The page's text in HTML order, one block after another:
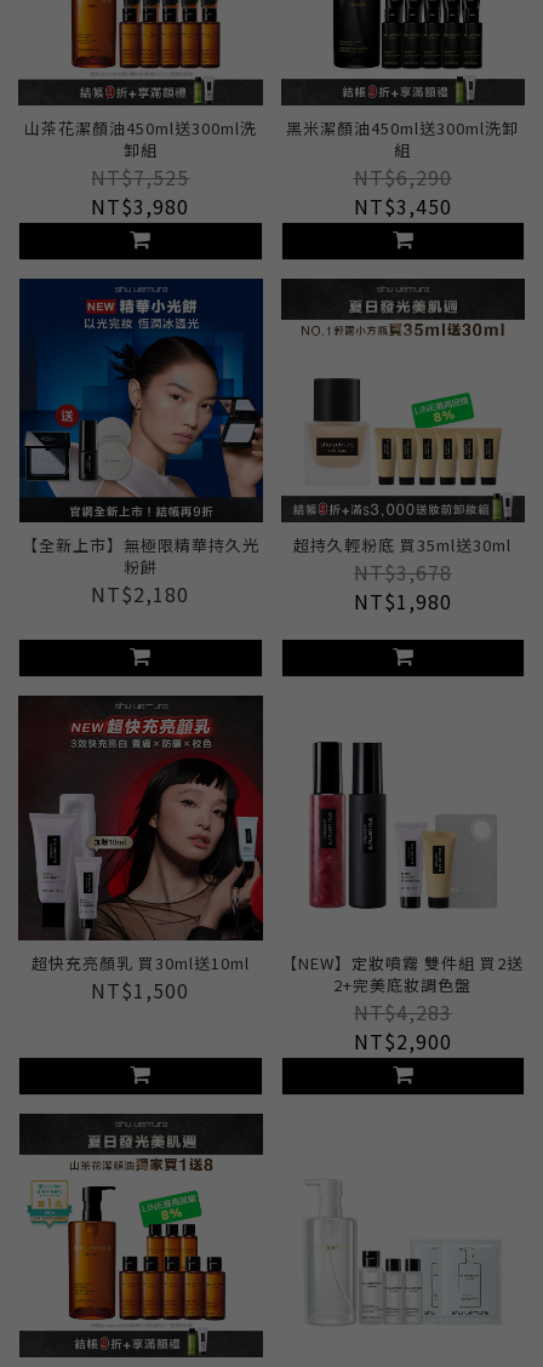
山茶花潔顏油450ml送300ml洗
卸組
NT$7,525
NT$3,980
黑米潔顏油450ml送300ml洗卸
組
NT$6,290
NT$3,450
【全新上市】無極限精華持久光
粉餅
NT$2,180
超持久輕粉底 買35ml送30ml
NT$3,678
NT$1,980
超快充亮顏乳 買30ml送10ml
NT$1,500
【NEW】定妝噴霧 雙件組 買2送
2+完美底妝調色盤
NT$4,283
NT$2,900